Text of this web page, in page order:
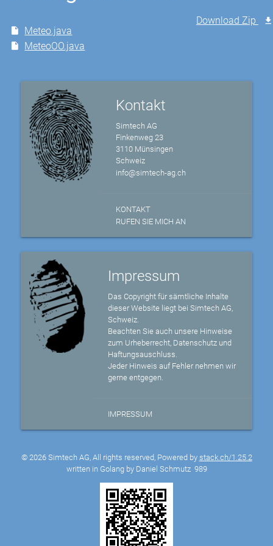
Meteo.java
MeteoOO.java
Download Zip
Kontakt
Simtech AG
Finkenweg 23
3110 Münsingen
Schweiz
info@simtech-ag.ch
KONTAKT
RUFEN SIE MICH AN
Impressum
Das Copyright für sämtliche Inhalte
dieser Website liegt bei Simtech AG,
Schweiz.
Beachten Sie auch unsere Hinweise
zum Urheberrecht, Datenschutz und
Haftungsauschluss.
Jeder Hinweis auf Fehler nehmen wir
gerne entgegen.
IMPRESSUM
© 2026 Simtech AG, All rights reserved, Powered by stack.ch/1.25.2
written in Golang by Daniel Schmutz 989